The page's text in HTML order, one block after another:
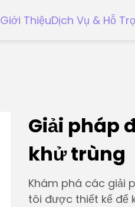
Giới ThiệuDịch Vụ & Hỗ
Giải pháp
khử trùng
Khám phá các giải
tôi được thiết kế để